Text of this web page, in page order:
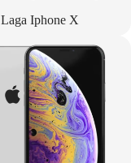
Laga Iphone X